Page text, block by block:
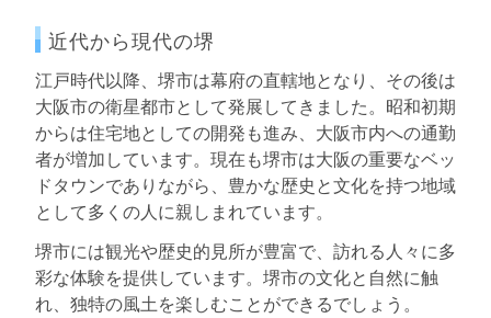
近代から現代の堺
江戸時代以降、堺市は幕府の直轄地となり、その後は
大阪市の衛星都市として発展してきました。昭和初期
からは住宅地としての開発も進み、大阪市内への通勤
者が増加しています。現在も堺市は大阪の重要なベッ
ドタウンでありながら、豊かな歴史と文化を持つ地域
として多くの人に親しまれています。
堺市には観光や歴史的見所が豊富で、訪れる人々に多
彩な体験を提供しています。堺市の文化と自然に触
れ、独特の風土を楽しむことができるでしょう。